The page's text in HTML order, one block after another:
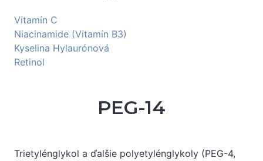
Vitamín C
Niacinamide (Vitamín B3)
Kyselina Hylaurónová
Retinol
PEG-14
Trietylénglykol a ďalšie polyetylénglykoly (PEG-4,